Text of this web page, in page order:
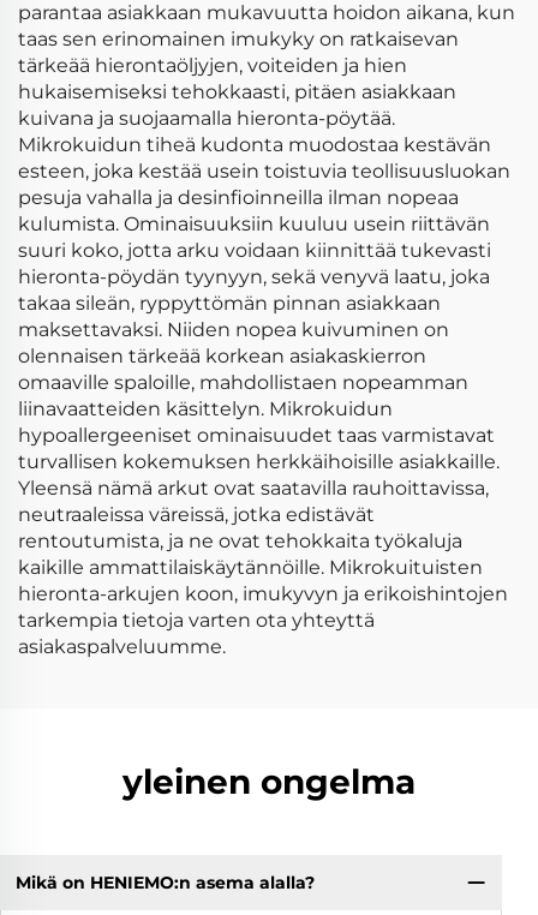
parantaa asiakkaan mukavuutta hoidon aikana, kun
taas sen erinomainen imukyky on ratkaisevan
tärkeää hierontaöljyjen, voiteiden ja hien
hukaisemiseksi tehokkaasti, pitäen asiakkaan
kuivana ja suojaamalla hieronta-pöytää.
Mikrokuidun tiheä kudonta muodostaa kestävän
esteen, joka kestää usein toistuvia teollisuusluokan
pesuja vahalla ja desinfioinneilla ilman nopeaa
kulumista. Ominaisuuksiin kuuluu usein riittävän
suuri koko, jotta arku voidaan kiinnittää tukevasti
hieronta-pöydän tyynyyn, sekä venyvä laatu, joka
takaa sileän, ryppyttömän pinnan asiakkaan
maksettavaksi. Niiden nopea kuivuminen on
olennaisen tärkeää korkean asiakaskierron
omaaville spaloille, mahdollistaen nopeamman
liinavaatteiden käsittelyn. Mikrokuidun
hypoallergeeniset ominaisuudet taas varmistavat
turvallisen kokemuksen herkkäihoisille asiakkaille.
Yleensä nämä arkut ovat saatavilla rauhoittavissa,
neutraaleissa väreissä, jotka edistävät
rentoutumista, ja ne ovat tehokkaita työkaluja
kaikille ammattilaiskäytännöille. Mikrokuituisten
hieronta-arkujen koon, imukyvyn ja erikoishintojen
tarkempia tietoja varten ota yhteyttä
asiakaspalveluumme.
yleinen ongelma
Mikä on HENIEMO:n asema alalla?